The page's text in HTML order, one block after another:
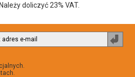
doliczyć 23% VAT.